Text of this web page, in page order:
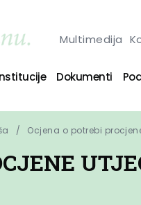
Multimedija
Dokumenti
Ocjena o potrebi